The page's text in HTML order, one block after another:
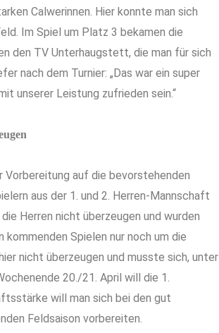
Calwerinnen. Hier konnte man sich
Im Spiel um Platz 3 bekamen die
den TV Unterhaugstett, die man für sich
nach dem Turnier: „Das war ein super
unserer Leistung zufrieden sein.“
Vorbereitung auf die bevorstehenden
aus der 1. und 2. Herren-Mannschaft
Herren nicht überzeugen und wurden
Spielen nur noch um die
nicht überzeugen und musste sich, unter
20./21. April will die 1.
will man sich bei den gut
Feldsaison vorbereiten.